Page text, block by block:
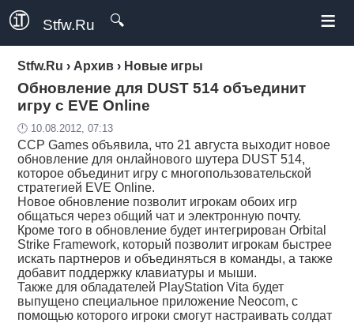
Stfw.Ru 🔍 ≡
Stfw.Ru › Архив › Новые игры
Обновление для DUST 514 объединит
игру с EVE Online
🕛 10.08.2012, 07:13
CCP Gаmes объявила, что 21 августа выходит новое
обновление для онлайнового шутера DUST 514,
которое объединит игру с многопользовательской
стратегией EVE Online.
Новое обновление позволит игрокам обоих игр
общаться через общий чат и электронную почту.
Кроме того в обновление будет интегрирован Orbital
Strike Framework, который позволит игрокам быстрее
искать партнеров и объединяться в команды, а также
добавит поддержку клавиатуры и мыши.
Также для обладателей PlayStation Vita будет
выпущено специальное приложение Neocom, с
помощью которого игроки смогут настраивать солдат